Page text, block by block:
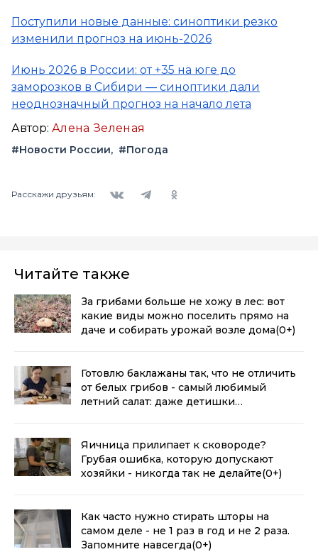
Поступили новые данные: синоптики резко
изменили прогноз на июнь-2026
Июнь 2026 в России: от +35 на юге до
заморозков в Сибири — синоптики дали
неоднозначный прогноз на начало лета
Автор: Алена Зеленая
#Новости России #Погода
Расскажи друзьям:
Читайте также
За грибами больше не хожу в лес: вот
какие виды можно поселить прямо на
даче и собирать урожай возле дома(0+)
Готовлю баклажаны так, что не отличить
от белых грибов - самый любимый
летний салат: даже детишки
Яичница прилипает к сковороде?
Грубая ошибка, которую допускают
хозяйки - никогда так не делайте(0+)
Как часто нужно стирать шторы на
самом деле - не 1 раз в год и не 2 раза.
Запомните навсегда(0+)